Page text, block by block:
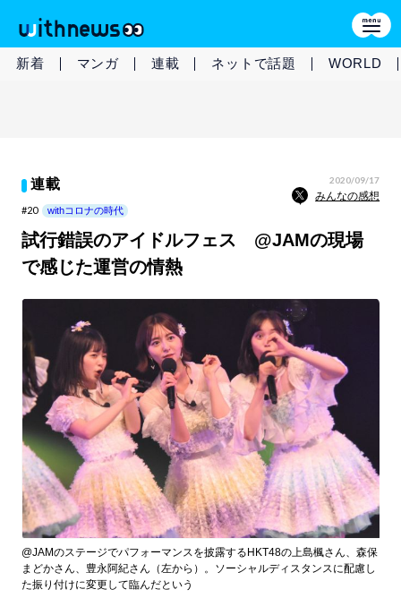
新着 マンガ 連載 ネットで話題 WORLD
連載 2020/09/17
みんなの感想
#20 withコロナの時代
試行錯誤のアイドルフェス @JAMの現場
で感じた運営の情熱
@JAMのステージでパフォーマンスを披露するHKT48の上島楓さん、森保
まどかさん、豊永阿紀さん（左から）。ソーシャルディスタンスに配慮し
た振り付けに変更して臨んだという